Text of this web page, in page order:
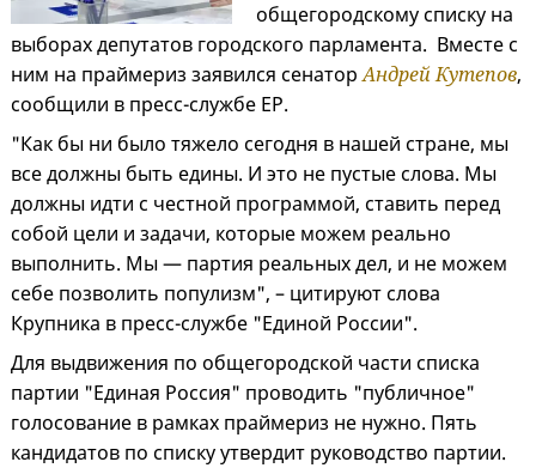
общегородскому списку на
выборах депутатов городского парламента. Вместе с
ним на праймериз заявился сенаторАндрей Кутепов,
сообщили в пресс-службе ЕР.
"Как бы ни было тяжело сегодня в нашей стране, мы
все должны быть едины. И это не пустые слова. Мы
должны идти с честной программой, ставить перед
собой цели и задачи, которые можем реально
выполнить. Мы — партия реальных дел, и не можем
себе позволить популизм", – цитируют слова
Крупника в пресс-службе "Единой России".
Для выдвижения по общегородской части списка
партии "Единая Россия" проводить "публичное"
голосование в рамках праймериз не нужно. Пять
кандидатов по списку утвердит руководство партии.